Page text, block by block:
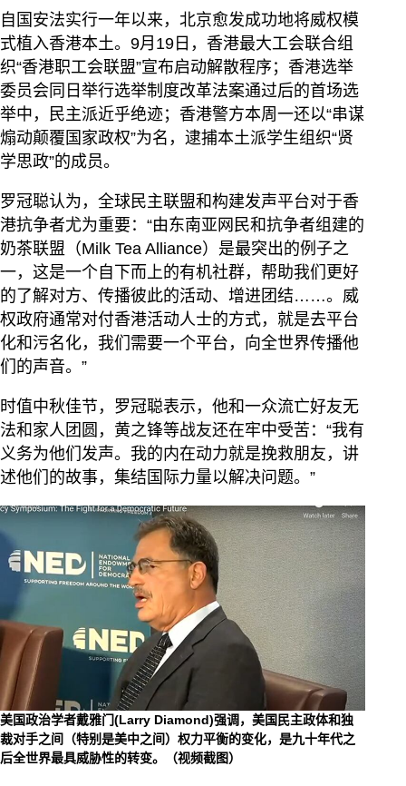
自国安法实行一年以来，北京愈发成功地将威权模
式植入香港本土。9月19日，香港最大工会联合组
织“香港职工会联盟”宣布启动解散程序；香港选举
委员会同日举行选举制度改革法案通过后的首场选
举中，民主派近乎绝迹；香港警方本周一还以“串谋
煽动颠覆国家政权”为名，逮捕本土派学生组织“贤
学思政”的成员。
罗冠聪认为，全球民主联盟和构建发声平台对于香
港抗争者尤为重要：“由东南亚网民和抗争者组建的
奶茶联盟（Milk Tea Alliance）是最突出的例子之
一，这是一个自下而上的有机社群，帮助我们更好
的了解对方、传播彼此的活动、增进团结……。威
权政府通常对付香港活动人士的方式，就是去平台
化和污名化，我们需要一个平台，向全世界传播他
们的声音。”
时值中秋佳节，罗冠聪表示，他和一众流亡好友无
法和家人团圆，黄之锋等战友还在牢中受苦：“我有
义务为他们发声。我的内在动力就是挽救朋友，讲
述他们的故事，集结国际力量以解决问题。”
美国政治学者戴雅门(Larry Diamond)强调，美国民主政体和独
裁对手之间（特别是美中之间）权力平衡的变化，是九十年代之
后全世界最具威胁性的转变。（视频截图）